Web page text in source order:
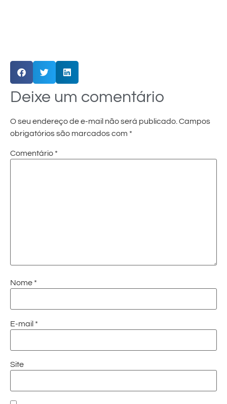
Deixe um comentário
O seu endereço de e-mail não será publicado. Campos
obrigatórios são marcados com *
Comentário *
Nome *
E-mail *
Site